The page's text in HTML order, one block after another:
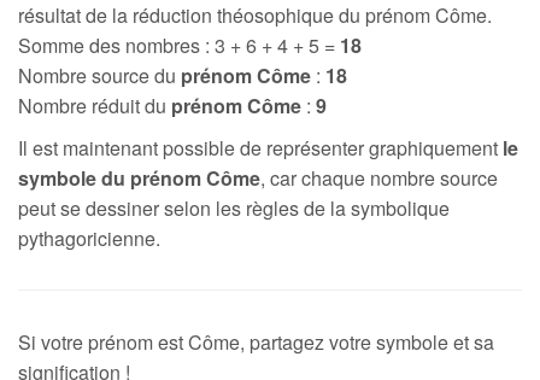
résultat de la réduction théosophique du prénom Côme.
Somme des nombres : 3 + 6 + 4 + 5 = 18
Nombre source du prénom Côme : 18
Nombre réduit du prénom Côme : 9
Il est maintenant possible de représenter graphiquement le
symbole du prénom Côme, car chaque nombre source
peut se dessiner selon les règles de la symbolique
pythagoricienne.
Si votre prénom est Côme, partagez votre symbole et sa
signification !